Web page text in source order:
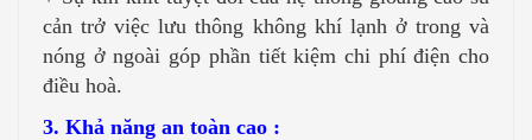
cản trở việc lưu thông không khí lạnh ở trong và
nóng ở ngoài góp phần tiết kiệm chi phí điện cho
điều hoà.
3. Khả năng an toàn cao :